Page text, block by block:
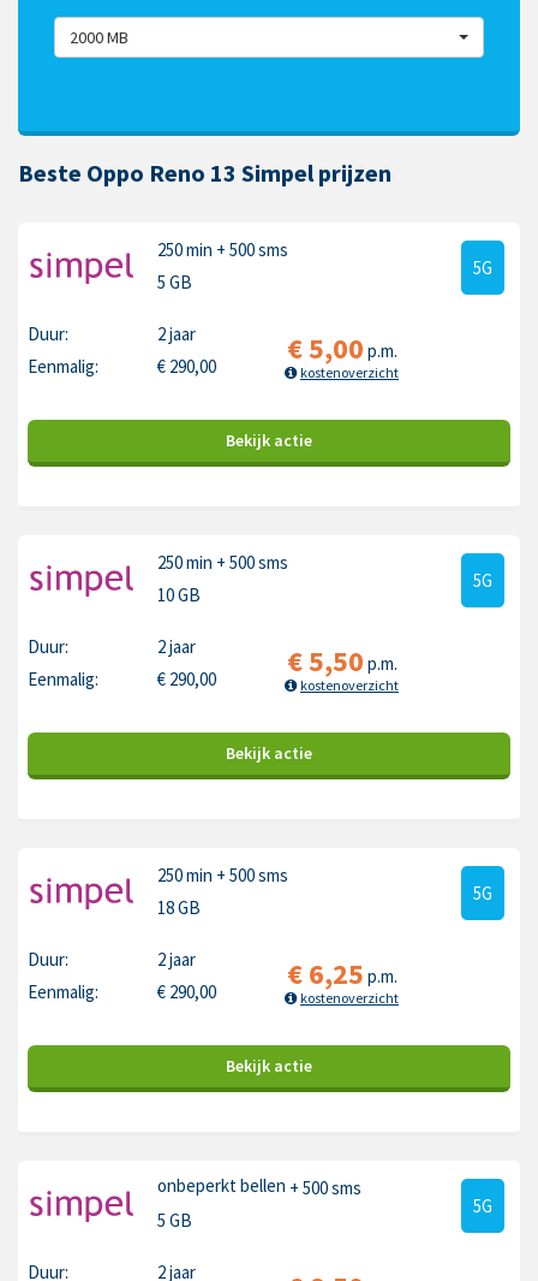
2000 MB
Beste Oppo Reno 13 Simpel prijzen
250 min + 500 sms
5 GB
5G
Duur:
2 jaar
Eenmalig:
€ 290,00 €5,00 p.m.
kostenoverzicht
Bekijk actie
250 min + 500 sms
10 GB
5G
Duur:
2 jaar
Eenmalig:
€ 290,00 €5,50 p.m.
kostenoverzicht
Bekijk actie
250 min + 500 sms
18 GB
5G
Duur:
2 jaar
Eenmalig:
€ 290,00 €6,25 p.m.
kostenoverzicht
Bekijk actie
onbeperkt bellen + 500 sms
5 GB
5G
Duur: 2 jaar